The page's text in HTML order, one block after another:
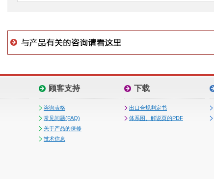
顾客支持
咨询表格
常见问题(FAQ)
关于产品的保修
技术信息
下载
出口合规判定书
体系图、解说页的PDF